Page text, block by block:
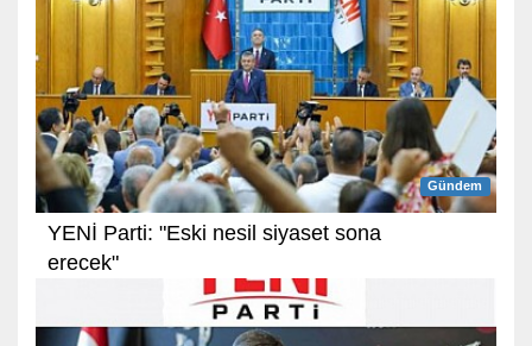
Gündem
YENİ Parti: "Eski nesil siyaset sona
erecek"